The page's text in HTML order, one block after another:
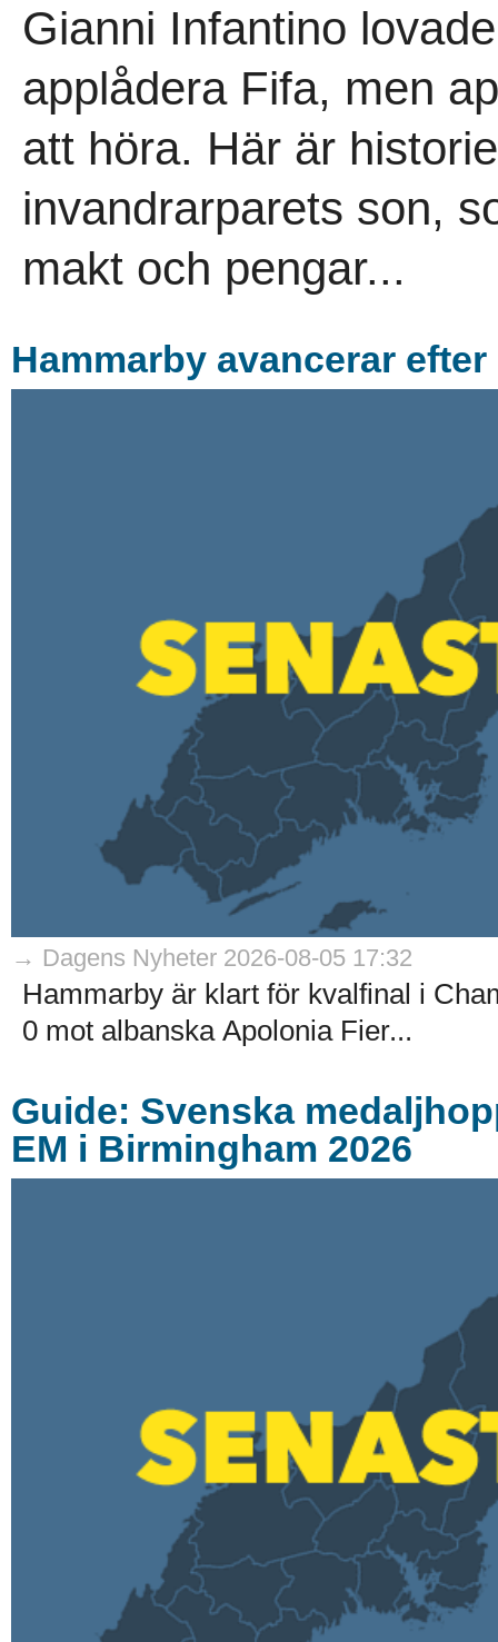
Gianni Infantino
applådera Fifa, men
att höra. Här är
invandrarparets son,
makt och pengar...
Hammarby avancerar
→ Dagens Nyheter 2026-08-05 17:32
Hammarby är klart för kvalfinal i
0 mot albanska Apolonia Fier...
Guide: Svenska
EM i Birmingham 2026